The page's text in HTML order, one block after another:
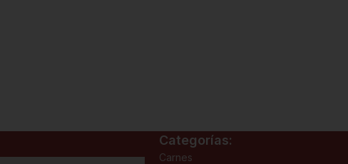
Categorías:
Carnes